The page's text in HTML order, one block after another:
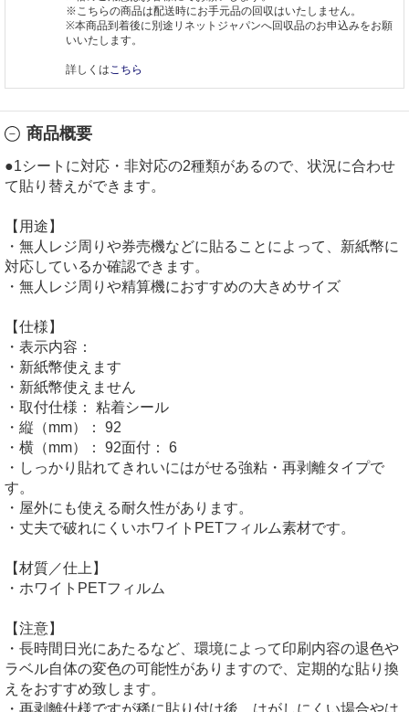
※こちらの商品は配送時にお手元品の回収はいたしません。
※本商品到着後に別途リネットジャパンへ回収品のお申込みをお願
いいたします。
詳しくはこちら
商品概要
●1シートに対応・非対応の2種類があるので、状況に合わせ
て貼り替えができます。
【用途】
・無人レジ周りや券売機などに貼ることによって、新紙幣に
対応しているか確認できます。
・無人レジ周りや精算機におすすめの大きめサイズ
【仕様】
・表示内容：
・新紙幣使えます
・新紙幣使えません
・取付仕様： 粘着シール
・縦（mm）： 92
・横（mm）： 92面付： 6
・しっかり貼れてきれいにはがせる強粘・再剥離タイプで
す。
・屋外にも使える耐久性があります。
・丈夫で破れにくいホワイトPETフィルム素材です。
【材質／仕上】
・ホワイトPETフィルム
【注意】
・長時間日光にあたるなど、環境によって印刷内容の退色や
ラベル自体の変色の可能性がありますので、定期的な貼り換
えをおすすめ致します。
・再剥離仕様ですが稀に貼り付け後、はがしにくい場合やは